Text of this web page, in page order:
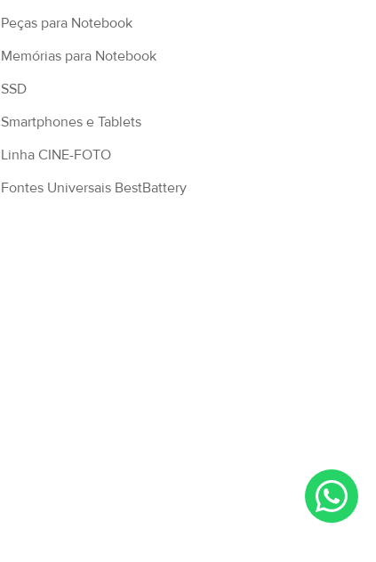
Peças para Notebook
Memórias para Notebook
SSD
Smartphones e Tablets
Linha CINE-FOTO
Fontes Universais BestBattery